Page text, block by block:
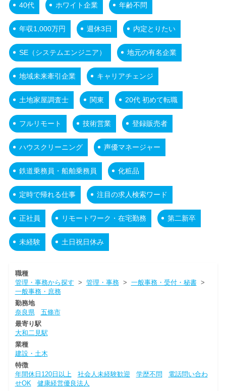
40代 ホワイト企業 年齢不問
年収1,000万円 週休3日 内定とりたい
SE（システムエンジニア） 地元の有名企業
地域未来牽引企業 キャリアチェンジ
土地家屋調査士 関東 20代 初めて転職
フルリモート 技術営業 登録販売者
ハウスクリーニング 声優マネージャー
鉄道乗務員・船舶乗務員 化粧品
定時で帰れる仕事 注目の求人検索ワード
正社員 リモートワーク・在宅勤務 第二新卒
未経験 土日祝日休み
職種
管理・事務から探す > 管理・事務> 一般事務・受付・秘書>
一般事務・庶務
勤務地
奈良県
五條市
最寄り駅
大和二見駅
業種
建設・土木
特徴
年間休日120日以上
社会人未経験歓迎 学歴不問
電話問い合わ
せOK
健康経営優良法人